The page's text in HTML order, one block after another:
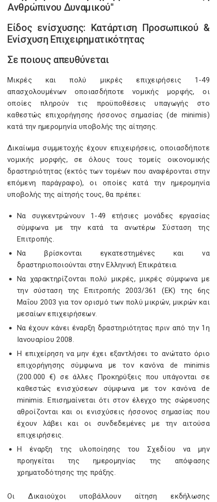
Ανθρώπινου Δυναμικού"
Είδος ενίσχυσης: Κατάρτιση Προσωπικού &
Ενίσχυση Επιχειρηματικότητας
Σε ποιους απευθύνεται
Μικρές και πολύ μικρές επιχειρήσεις 1-49
απασχολουμένων οποιασδήποτε νομικής μορφής, οι
οποίες πληρούν τις προϋποθέσεις υπαγωγής στο
καθεστώς επιχορήγησης ήσσονος σημασίας (de minimis)
κατά την ημερομηνία υποβολής της αίτησης.
Δικαίωμα συμμετοχής έχουν επιχειρήσεις, οποιασδήποτε
νομικής μορφής, σε όλους τους τομείς οικονομικής
δραστηριότητας (εκτός των τομέων που αναφέρονται στην
επόμενη παράγραφο), οι οποίες κατά την ημερομηνία
υποβολής της αίτησής τους, θα πρέπει:
Να συγκεντρώνουν 1-49 ετήσιες μονάδες εργασίας
σύμφωνα με την κατά τα ανωτέρω Σύσταση της
Επιτροπής.
Να βρίσκονται εγκατεστημένες και να
δραστηριοποιούνται στην Ελληνική Επικράτεια.
Να χαρακτηρίζονται πολύ μικρές, μικρές σύμφωνα με
την σύσταση της Επιτροπής 2003/361 (ΕΚ) της 6ης
Μαΐου 2003 για τον ορισμό των πολύ μικρών, μικρών και
μεσαίων επιχειρήσεων.
Να έχουν κάνει έναρξη δραστηριότητας πριν από την 1η
Ιανουαρίου 2008.
Η επιχείρηση να μην έχει εξαντλήσει το ανώτατο όριο
επιχορήγησης σύμφωνα με τον κανόνα de minimis
(200.000 €) σε άλλες Προκηρύξεις που υπάγονται σε
καθεστώς ενισχύσεων σύμφωνα με τον κανόνα de
minimis. Επισημαίνεται ότι στον έλεγχο της σώρευσης
αθροίζονται και οι ενισχύσεις ήσσονος σημασίας που
έχουν λάβει και οι συνδεδεμένες με την αιτούσα
επιχειρήσεις.
Η έναρξη της υλοποίησης του Σχεδίου να μην
προηγείται της ημερομηνίας της απόφασης
χρηματοδότησης της πράξης.
Οι Δικαιούχοι υποβάλλουν αίτηση εκδήλωσης